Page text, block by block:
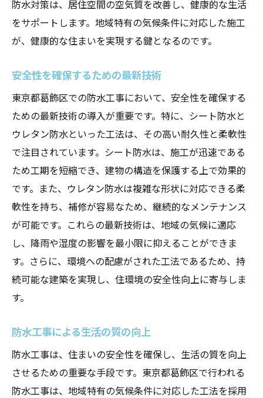
防水対策は、居住空間の空気質を改善し、健康的な生活
をサポートします。地域特有の気候条件に対応した施工
が、健康的な住まいを実現する鍵となるのです。
安全性を確保するための最新技術
東京都葛飾区での防水工事において、安全性を確保する
ための最新技術の導入が重要です。特に、シート防水と
ウレタン防水といった工法は、その高い耐久性と柔軟性
で注目されています。シート防水は、施工が迅速である
ため工期を短縮でき、建物の構造を保護する上で効果的
です。また、ウレタン防水は複雑な形状に対応できる柔
軟性を持ち、補修が容易なため、継続的なメンテナンス
が可能です。これらの最新技術は、地域の気候に適応
し、降雨や湿度の影響を最小限に抑えることができま
す。さらに、環境への配慮がされた工法であるため、持
続可能な建築を実現し、住環境の安全性向上に寄与しま
す。
防水工事による生活の質の向上
防水工事は、住まいの安全性を確保し、生活の質を向上
させるための重要な手段です。東京都葛飾区で行われる
防水工事は、地域特有の気候条件に対応した工法を採用